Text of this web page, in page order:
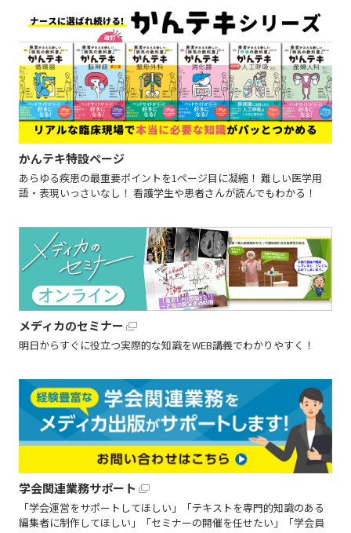
かんテキ特設ページ
あらゆる疾患の最重要ポイントを1ページ目に凝縮！ 難しい医学用
語・表現いっさいなし！ 看護学生や患者さんが読んでもわかる！
メディカのセミナー
明日からすぐに役立つ実際的な知識をWEB講義でわかりやすく！
学会関連業務サポート
「学会運営をサポートしてほしい」「テキストを専門的知識のある
編集者に制作してほしい」「セミナーの開催を任せたい」「学会員